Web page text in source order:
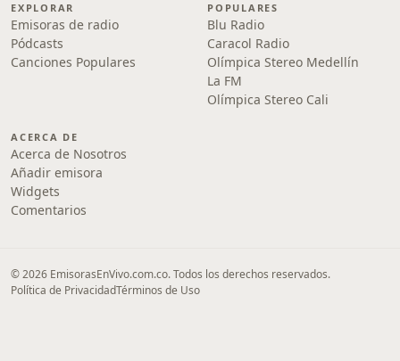
EXPLORAR
Emisoras de radio
Pódcasts
Canciones Populares
POPULARES
Blu Radio
Caracol Radio
Olímpica Stereo Medellín
La FM
Olímpica Stereo Cali
ACERCA DE
Acerca de Nosotros
Añadir emisora
Widgets
Comentarios
© 2026 EmisorasEnVivo.com.co. Todos los derechos reservados.
Política de PrivacidadTérminos de Uso